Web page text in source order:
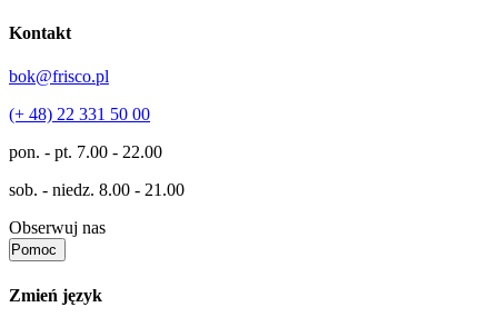
Kontakt
bok@frisco.pl
(+ 48) 22 331 50 00
pon. - pt. 7.00 - 22.00
sob. - niedz. 8.00 - 21.00
Obserwuj nas
Pomoc
Zmień język